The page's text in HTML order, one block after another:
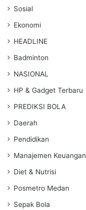
Sosial
Ekonomi
HEADLINE
Badminton
NASIONAL
HP & Gadget Terbaru
PREDIKSI BOLA
Daerah
Pendidikan
Manajemen Keuangan
Diet & Nutrisi
Posmetro Medan
Sepak Bola